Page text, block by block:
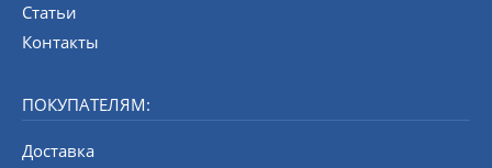
Статьи
Контакты
ПОКУПАТЕЛЯМ:
Доставка